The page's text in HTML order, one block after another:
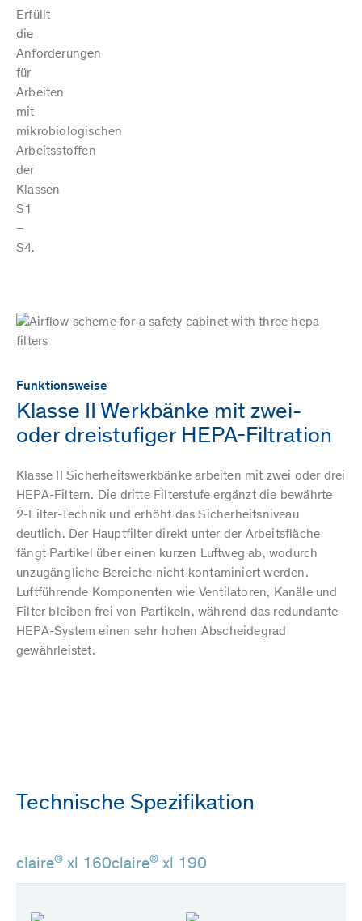
Erfüllt
die
Anforderungen
für
Arbeiten
mit
mikrobiologischen
Arbeitsstoffen
der
Klassen
S1
–
S4.
Funktionsweise
Klasse II Werkbänke mit zwei-
oder dreistufiger HEPA-Filtration
Klasse II Sicherheitswerkbänke arbeiten mit zwei oder drei
HEPA-Filtern. Die dritte Filterstufe ergänzt die bewährte
2-Filter-Technik und erhöht das Sicherheitsniveau
deutlich. Der Hauptfilter direkt unter der Arbeitsfläche
fängt Partikel über einen kurzen Luftweg ab, wodurch
unzugängliche Bereiche nicht kontaminiert werden.
Luftführende Komponenten wie Ventilatoren, Kanäle und
Filter bleiben frei von Partikeln, während das redundante
HEPA-System einen sehr hohen Abscheidegrad
gewährleistet.
Technische Spezifikation
claire® xl 160claire® xl 190